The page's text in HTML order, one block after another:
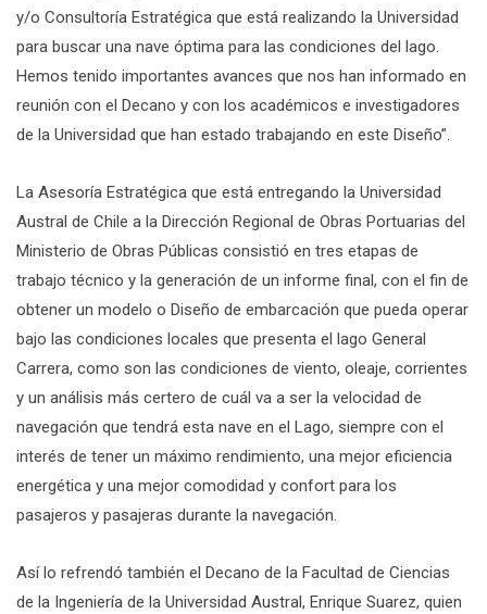
y/o Consultoría Estratégica que está realizando la Universidad
para buscar una nave óptima para las condiciones del lago.
Hemos tenido importantes avances que nos han informado en
reunión con el Decano y con los académicos e investigadores
de la Universidad que han estado trabajando en este Diseño”.
La Asesoría Estratégica que está entregando la Universidad
Austral de Chile a la Dirección Regional de Obras Portuarias del
Ministerio de Obras Públicas consistió en tres etapas de
trabajo técnico y la generación de un informe final, con el fin de
obtener un modelo o Diseño de embarcación que pueda operar
bajo las condiciones locales que presenta el lago General
Carrera, como son las condiciones de viento, oleaje, corrientes
y un análisis más certero de cuál va a ser la velocidad de
navegación que tendrá esta nave en el Lago, siempre con el
interés de tener un máximo rendimiento, una mejor eficiencia
energética y una mejor comodidad y confort para los
pasajeros y pasajeras durante la navegación.
Así lo refrendó también el Decano de la Facultad de Ciencias
de la Ingeniería de la Universidad Austral, Enrique Suarez, quien